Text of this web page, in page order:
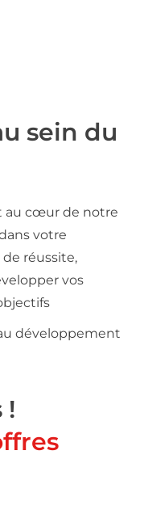
sein du
au cœur de notre
votre
de réussite,
vos
développement
!